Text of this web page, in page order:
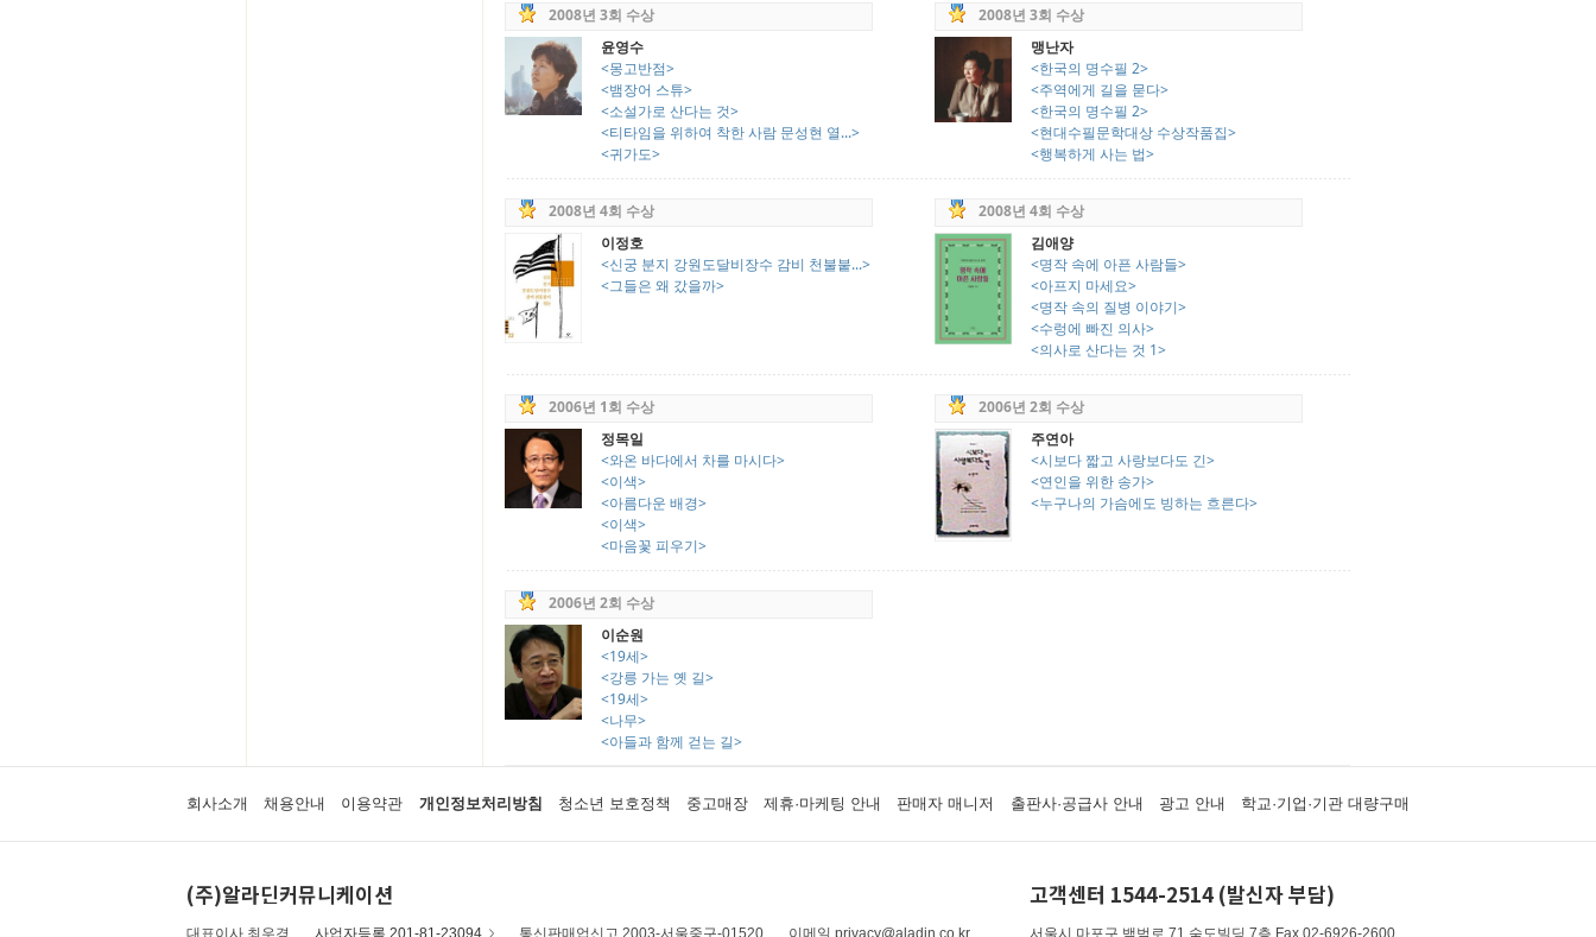
2008년 3회 수상
윤영수
<몽고반점>
<뱀장어 스튜>
<소설가로 산다는 것>
<티타임을 위하여 착한 사람 문성현 열...>
<귀가도>
2008년 3회 수상
맹난자
<한국의 명수필 2>
<주역에게 길을 묻다>
<한국의 명수필 2>
<현대수필문학대상 수상작품집>
<행복하게 사는 법>
2008년 4회 수상
이정호
<신궁 분지 강원도달비장수 감비 천불붙...>
<그들은 왜 갔을까>
2008년 4회 수상
김애양
<명작 속에 아픈 사람들>
<아프지 마세요>
<명작 속의 질병 이야기>
<수렁에 빠진 의사>
<의사로 산다는 것 1>
2006년 1회 수상
정목일
<와온 바다에서 차를 마시다>
<이색>
<아름다운 배경>
<이색>
<마음꽃 피우기>
2006년 2회 수상
주연아
<시보다 짧고 사랑보다도 긴>
<연인을 위한 송가>
<누구나의 가슴에도 빙하는 흐른다>
2006년 2회 수상
이순원
<19세>
<강릉 가는 옛 길>
<19세>
<나무>
<아들과 함께 걷는 길>
회사소개 채용안내 이용약관 개인정보처리방침 청소년 보호정책 중고매장 제휴·마케팅 안내 판매자 매니저 출판사·공급사 안내 광고 안내 학교·기업·기관 대량구매
(주)알라딘커뮤니케이션
대표이사 최우경 사업자등록 201-81-23094 통신판매업신고 2003-서울중구-01520 이메일 privacy@aladin.co.kr
고객센터 1544-2514 (발신자 부담)
서울시 마포구 백범로 71 숨도빌딩 7층 Fax 02-6926-2600